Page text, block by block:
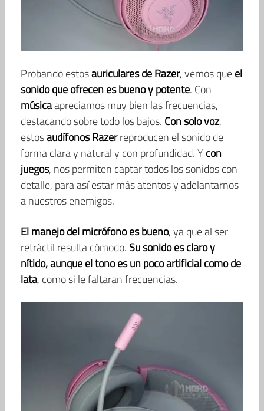
Probando estosauriculares de Razer, vemos queel
sonido que ofrecen es bueno y potente. Con
músicaapreciamos muy bien las frecuencias,
destacando sobre todo los bajos. Con solo voz,
estosaudífonos Razerreproducen el sonido de
forma clara y natural y con profundidad. Ycon
juegos, nos permiten captar todos los sonidos con
detalle, para así estar más atentos y adelantarnos
a nuestros enemigos.
El manejo del micrófono es bueno, ya que al ser
retráctil resulta cómodo. Su sonido es claro y
nítido, aunque el tono es un poco artificial como de
lata, como si le faltaran frecuencias.